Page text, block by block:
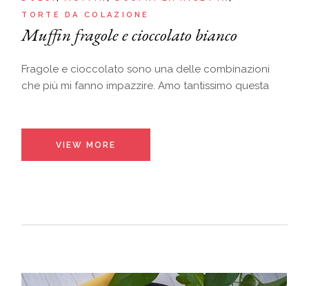
TORTE DA COLAZIONE
Muffin fragole e cioccolato bianco
Fragole e cioccolato sono una delle combinazioni
che più mi fanno impazzire. Amo tantissimo questa
VIEW MORE